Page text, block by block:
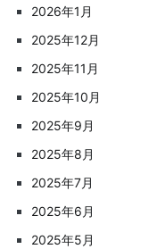
2026年1月
2025年12月
2025年11月
2025年10月
2025年9月
2025年8月
2025年7月
2025年6月
2025年5月